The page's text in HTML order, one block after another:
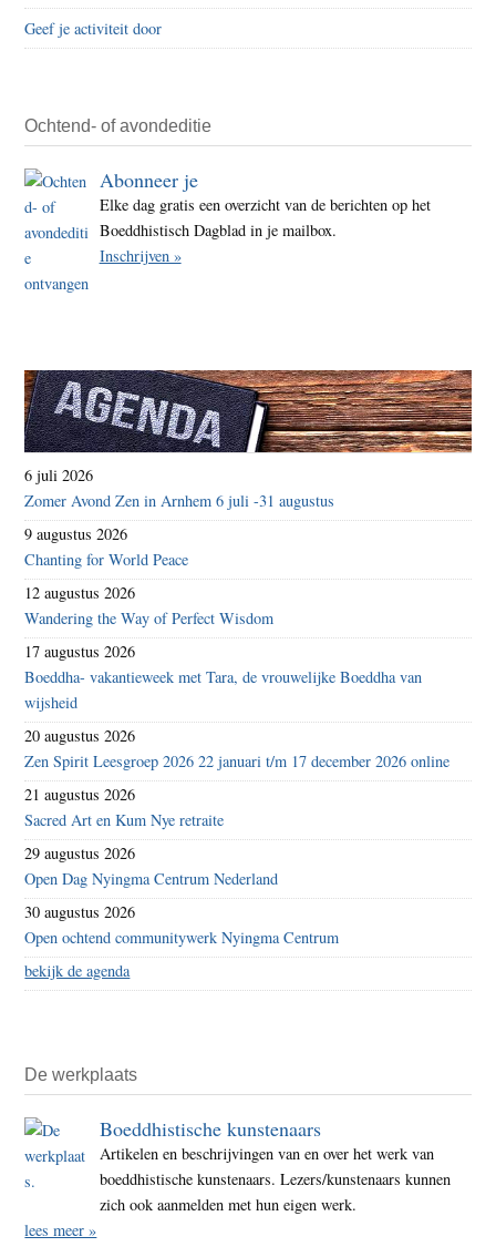
de
maart
Geef je activiteit door
Ochtend- of avondeditie
Abonneer je
Elke dag gratis een overzicht van de berichten op het
Boeddhistisch Dagblad in je mailbox.
Inschrijven »
6 juli 2026
Zomer Avond Zen in Arnhem 6 juli -31 augustus
9 augustus 2026
Chanting for World Peace
12 augustus 2026
Wandering the Way of Perfect Wisdom
17 augustus 2026
Boeddha- vakantieweek met Tara, de vrouwelijke Boeddha van
wijsheid
20 augustus 2026
Zen Spirit Leesgroep 2026 22 januari t/m 17 december 2026 online
21 augustus 2026
Sacred Art en Kum Nye retraite
29 augustus 2026
Open Dag Nyingma Centrum Nederland
30 augustus 2026
Open ochtend communitywerk Nyingma Centrum
bekijk de agenda
De werkplaats
Boeddhistische kunstenaars
Artikelen en beschrijvingen van en over het werk van
boeddhistische kunstenaars. Lezers/kunstenaars kunnen
zich ook aanmelden met hun eigen werk.
lees meer »